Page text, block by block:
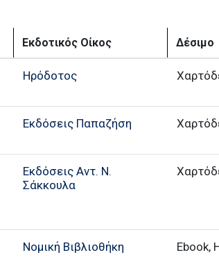
Εκδοτικός Οίκος Δέσιμο
Ηρόδοτος
Εκδόσεις Παπαζήση
Εκδόσεις Αντ. Ν.
Σάκκουλα
Νομική Βιβλιοθήκη Ebook,